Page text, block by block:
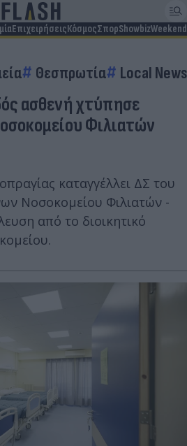
ΕπιχειρήσειςΚόσμοςΣπορShowbizWeekend
Θεσπρωτία Local News
ασθενή χτύπησε
Φιλιατών
καταγγέλλει ΔΣ του
Νοσοκομείου Φιλιατών -
από το διοικητικό